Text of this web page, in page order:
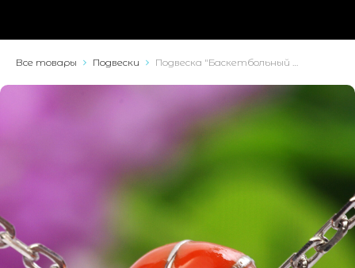
Все товары Подвески Подвеска "Баскетбольный мяч"